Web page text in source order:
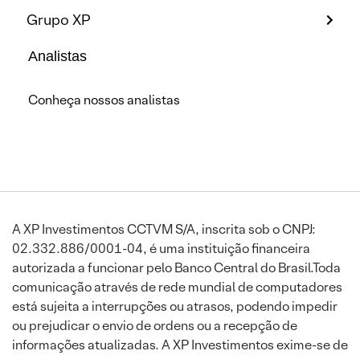
Grupo XP
Analistas
Conheça nossos analistas
A XP Investimentos CCTVM S/A, inscrita sob o CNPJ:
02.332.886/0001-04, é uma instituição financeira
autorizada a funcionar pelo Banco Central do Brasil.Toda
comunicação através de rede mundial de computadores
está sujeita a interrupções ou atrasos, podendo impedir
ou prejudicar o envio de ordens ou a recepção de
informações atualizadas. A XP Investimentos exime-se de